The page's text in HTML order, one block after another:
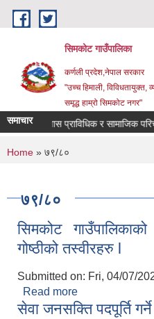
Skip to main content
सिमकोट गाउँपालिका
कर्णली प्रदेश,नेपाल सरकार
"उच्च हिमाली, विविधतायुक्त,
समृद्ध हाम्रो सिमकोट नगर"
समाचार
You are here
Home » ७९/८०
७९/८०
सिमकोट
गोष्ठीको तस्वीरहरु l
Submitted on: Fri, 04/07/
Read more
गोष्ठीको तस्वीरहरु l
सेवा जनसक्ति पदपूर्ति